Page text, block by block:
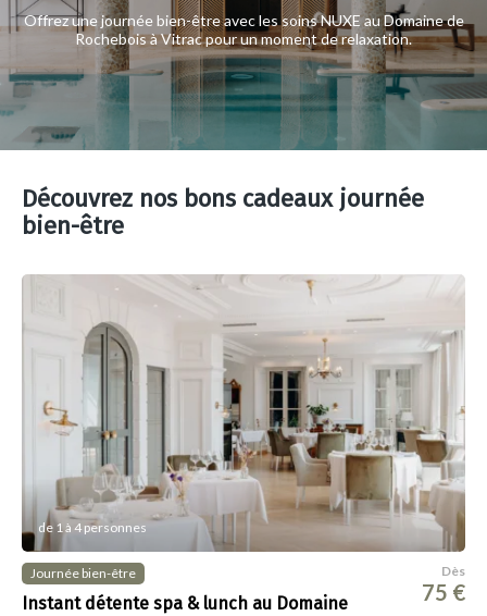
Offrez une journée bien-être avec les soins NUXE au Domaine de
Rochebois à Vitrac pour un moment de relaxation.
Découvrez nos bons cadeaux journée
bien-être
de 1 à 4 personnes
Journée bien-être
Instant détente spa & lunch au Domaine
Dès
75 €